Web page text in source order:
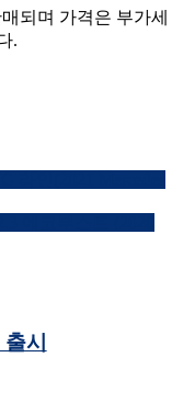
되며 가격은 부가세
.
시